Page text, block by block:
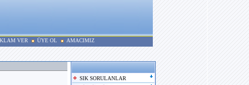
VER ÜYE OL AMACIMIZ
SIK SORULANLAR